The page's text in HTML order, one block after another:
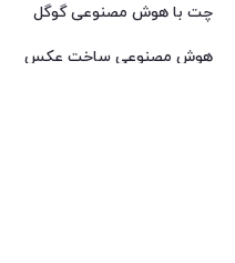
چت با هوش مصنوعی گوگل
هوش مصنوعی ساخت عکس